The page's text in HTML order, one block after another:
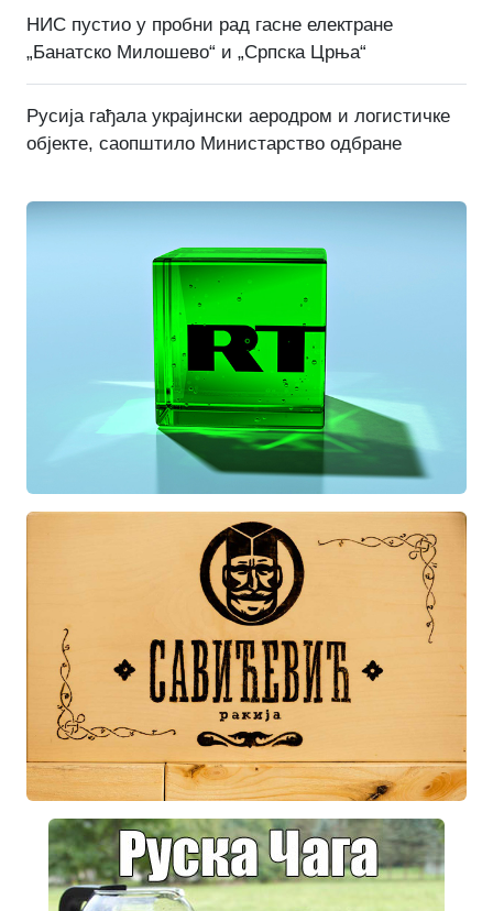
НИС пустио у пробни рад гасне електране
„Банатско Милошево“ и „Српска Црња“
Русија гађала украјински аеродром и логистичке
објекте, саопштило Министарство одбране